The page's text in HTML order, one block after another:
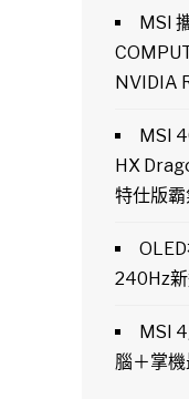
MSI
NVIDIA
MSI
HX
特仕版
240Hz
MSI
腦＋掌